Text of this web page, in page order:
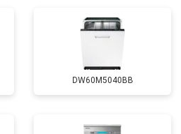
бесплатно Заказать
DW60M5040BB